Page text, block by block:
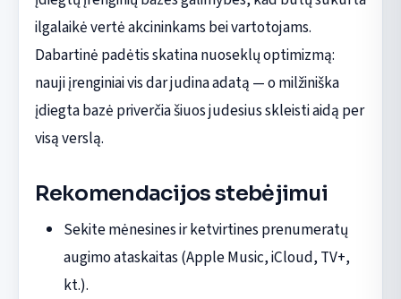
ilgalaikė vertė akcininkams bei vartotojams.
Dabartinė padėtis skatina nuoseklų optimizmą:
nauji įrenginiai vis dar judina adatą — o milžiniška
įdiegta bazė priverčia šiuos judesius skleisti aidą per
visą verslą.
Rekomendacijos stebėjimui
Sekite mėnesines ir ketvirtines prenumeratų
augimo ataskaitas (Apple Music, iCloud, TV+,
kt.).